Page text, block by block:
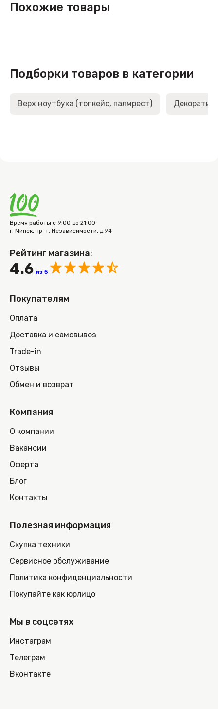
Похожие товары
Подборки товаров в категории
Верх ноутбука (топкейс, палмрест)
Время работы с 9:00 до 21:00
г. Минск, пр-т. Независимости, д.94
Рейтинг магазина:
4.6 из 5
Покупателям
Оплата
Доставка и самовывоз
Trade-in
Отзывы
Обмен и возврат
Компания
О компании
Вакансии
Оферта
Блог
Контакты
Полезная информация
Скупка техники
Сервисное обслуживание
Политика конфиденциальности
Покупайте как юрлицо
Мы в соцсетях
Инстаграм
Телеграм
Вконтакте